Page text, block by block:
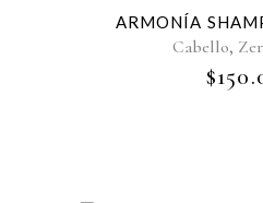
ARMONÍA
Cabello,
$